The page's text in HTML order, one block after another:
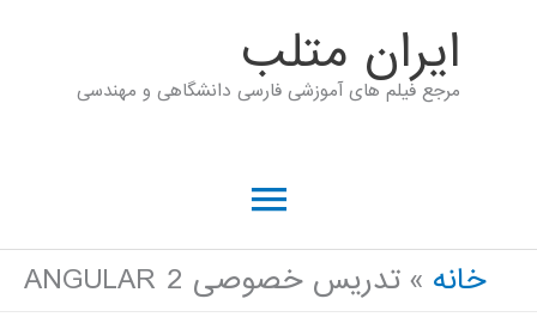
ايران متلب
مرجع فیلم های آموزشی فارسی دانشگاهی و مهندسی
فهرست
اصلی
خانه تدریس خصوصی ANGULAR 2